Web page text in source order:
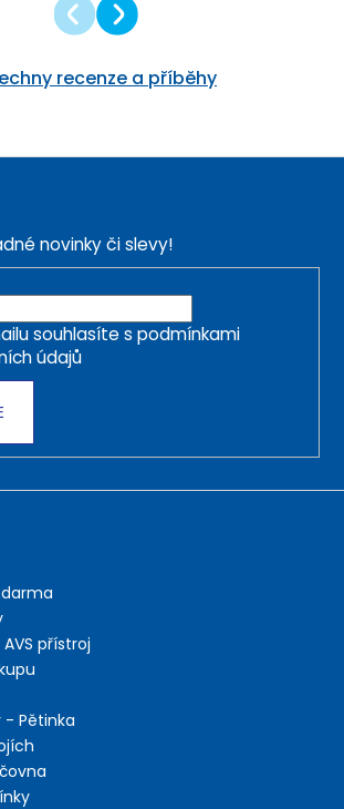
recenze a příběhy
novinky či slevy!
souhlasíte s podmínkami
údajů
přístroj
- Pětinka